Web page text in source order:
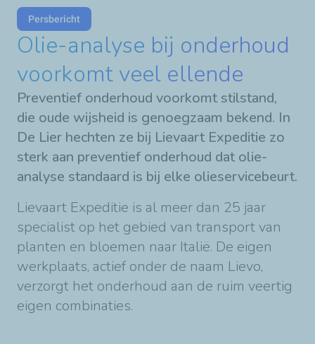
Persbericht
Olie-analyse bij onderhoud
voorkomt veel ellende
Preventief onderhoud voorkomt stilstand,
die oude wijsheid is genoegzaam bekend. In
De Lier hechten ze bij Lievaart Expeditie zo
sterk aan preventief onderhoud dat olie-
analyse standaard is bij elke olieservicebeurt.
Lievaart Expeditie is al meer dan 25 jaar
specialist op het gebied van transport van
planten en bloemen naar Italië. De eigen
werkplaats, actief onder de naam Lievo,
verzorgt het onderhoud aan de ruim veertig
eigen combinaties.